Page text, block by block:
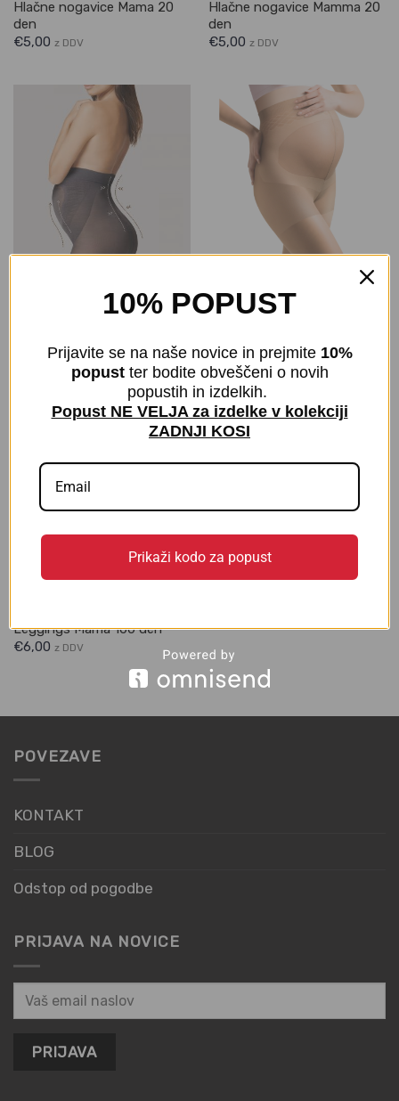
Hlačne nogavice Mama 20
den
€5,00 z DDV
Hlačne nogavice Mamma 20
den
€5,00 z DDV
Hlačne nogavice Mama 40
6,00 z DDV
Hlačne nogavice Mamma 40
€6,00 z DDV
Leggings Mama 100 den
€6,00 z DDV
POVEZAVE
KONTAKT
BLOG
Odstop od pogodbe
PRIJAVA NA NOVICE
10% POPUST
Prijavite se na naše novice in prejmite 10%
popust ter bodite obveščeni o novih
popustih in izdelkih.
Popust NE VELJA za izdelke v kolekciji
ZADNJI KOSI
Prikaži kodo za popust